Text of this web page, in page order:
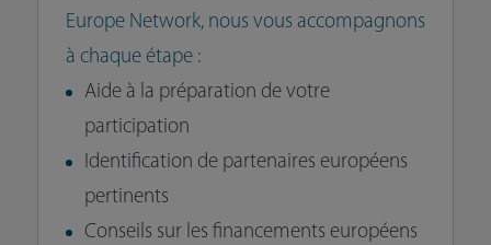
Europe Network, nous vous accompagnons
à chaque étape :
Aide à la préparation de votre
participation
Identification de partenaires européens
pertinents
Conseils sur les financements européens